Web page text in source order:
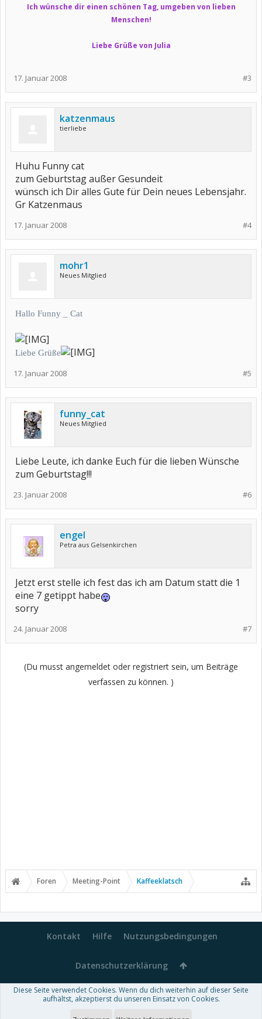
Ich wünsche dir einen schönen Tag, umgeben von lieben
Menschen!
Liebe Grüße von Julia
#3
17. Januar 2008
katzenmaus
tierliebe
Huhu Funny cat
zum Geburtstag außer Gesundeit
wünsch ich Dir alles Gute für Dein neues Lebensjahr.
Gr Katzenmaus
#4
17. Januar 2008
mohr1
Neues Mitglied
Hallo Funny _ Cat
Liebe Grüße
#5
17. Januar 2008
funny_cat
Neues Mitglied
Liebe Leute, ich danke Euch für die lieben Wünsche
zum Geburtstag!!!
#6
23. Januar 2008
engel
Petra aus Gelsenkirchen
Jetzt erst stelle ich fest das ich am Datum statt die 1
eine 7 getippt habe
sorry
#7
24. Januar 2008
(Du musst angemeldet oder registriert sein, um Beiträge
verfassen zu können. )
Foren Meeting-Point Kaffeeklatsch
Kontakt Hilfe Nutzungsbedingungen
Datenschutzerklärung
Forum software by XenForo™-Deutsch von xenDach
Diese Seite verwendet Cookies. Wenn du dich weiterhin auf dieser Seite
aufhältst, akzeptierst du unseren Einsatz von Cookies.